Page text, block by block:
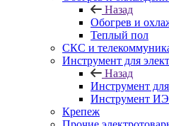
Назад
Обогрев и
Теплый пол
СКС и
Инструмент для
Назад
Инструмент
Инструмент
Крепеж